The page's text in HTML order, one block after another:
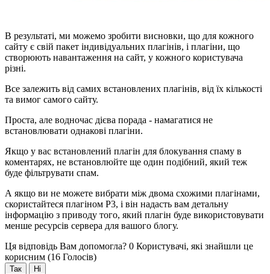
В результаті, ми можемо зробити висновки, що для кожного
сайту є свій пакет індивідуальних плагінів, і плагіни, що
створюють навантаження на сайт, у кожного користувача
різні.
Все залежить від самих встановлених плагінів, від їх кількості
та вимог самого сайту.
Проста, але водночас дієва порада - намагатися не
встановлювати однакові плагіни.
Якщо у вас встановлений плагін для блокування спаму в
коментарях, не встановлюйте ще один подібний, який теж
буде фільтрувати спам.
А якщо ви не можете вибрати між двома схожими плагінами,
скористайтеся плагіном P3, і він надасть вам детальну
інформацію з приводу того, який плагін буде використовувати
менше ресурсів сервера для вашого блогу.
Ця відповідь Вам допомогла? 0 Користувачі, які знайшли це
корисним (16 Голосів)
Так Ні